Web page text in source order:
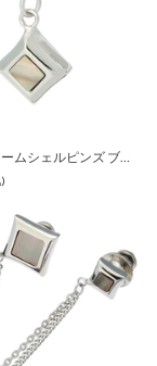
フラワーチャームシェルピンズ ブラック